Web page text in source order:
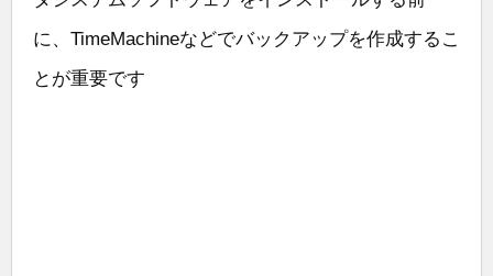
に、TimeMachineなどでバックアップを作成するこ
とが重要です